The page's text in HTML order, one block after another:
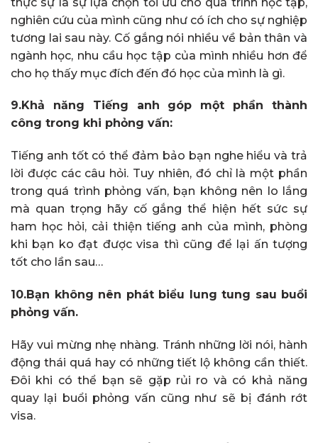
nghiên cứu của mình cũng như có ích cho sự nghiệp
tương lai sau này. Cố gắng nói nhiều về bản thân và
ngành học, nhu cầu học tập của mình nhiều hơn để
cho họ thấy mục đích đến đó học của mình là gì.
9.Khả năng Tiếng anh góp một phần thành
công trong khi phỏng vấn:
Tiếng anh tốt có thể đảm bảo bạn nghe hiểu và trả
lời được các câu hỏi. Tuy nhiên, đó chỉ là một phần
trong quá trình phỏng vấn, bạn không nên lo lắng
mà quan trọng hãy cố gắng thể hiện hết sức sự
ham học hỏi, cải thiện tiếng anh của mình, phòng
khi bạn ko đạt được visa thì cũng để lại ấn tượng
tốt cho lần sau…
10.Bạn không nên phát biểu lung tung sau buổi
phỏng vấn.
Hãy vui mừng nhẹ nhàng. Tránh những lời nói, hành
động thái quá hay có những tiết lộ không cần thiết.
Đôi khi có thể bạn sẽ gặp rủi ro và có khả năng
quay lại buổi phỏng vấn cũng như sẽ bị đánh rớt
visa.